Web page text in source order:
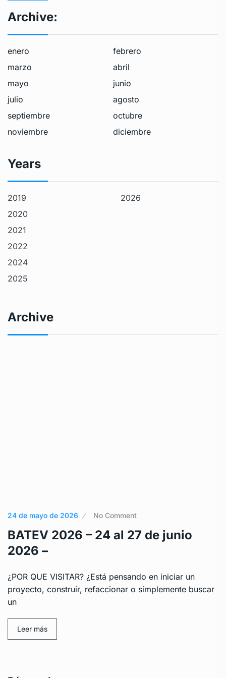
Archive:
enero
febrero
marzo
abril
mayo
junio
julio
agosto
septiembre
octubre
noviembre
diciembre
Years
2019
2020
2021
2022
2024
2025
2026
Archive
24 de mayo de 2026 No Comment
BATEV 2026 – 24 al 27 de junio
2026 –
¿POR QUE VISITAR? ¿Está pensando en iniciar un
proyecto, construir, refaccionar o simplemente buscar
un
Leer más